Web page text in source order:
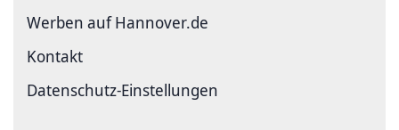
Werben auf Hannover.de
Kontakt
Datenschutz-Einstellungen